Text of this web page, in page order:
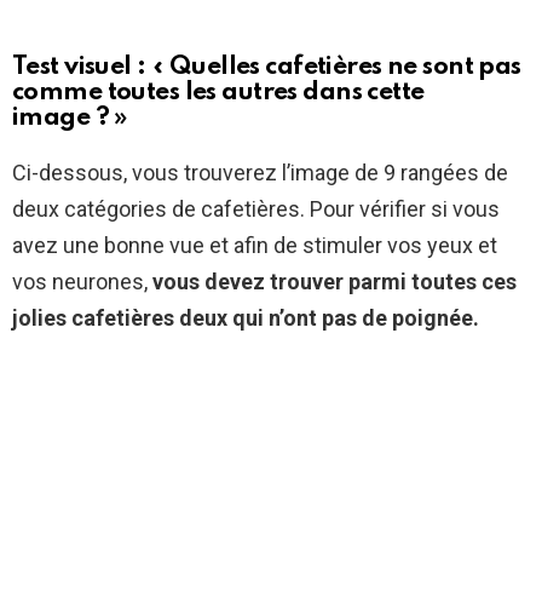
Test visuel : « Quelles cafetières ne sont pas
comme toutes les autres dans cette
image ? »
Ci-dessous, vous trouverez l’image de 9 rangées de
deux catégories de cafetières. Pour vérifier si vous
avez une bonne vue et afin de stimuler vos yeux et
vos neurones,vous devez trouver parmi toutes ces
jolies cafetières deux qui n’ont pas de poignée.